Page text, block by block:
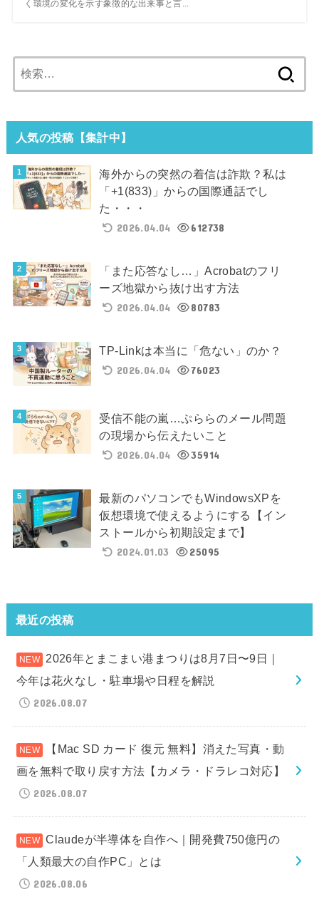
く環境の変化を示す象徴的な出来事と言...
索:
人気の投稿【集計中】
海外からの突然の着信は詐欺？私は
「+1(833)」からの国際通話でし
た・・・
2026.04.04
612738
「また応答なし…」Acrobatのフリ
ーズ地獄から抜け出す方法
2026.04.04
80783
TP-Linkは本当に「危ない」のか？
2026.04.04
76023
受信不能の嵐…ぷららのメール問題
の現場から伝えたいこと
2026.04.04
35914
最新のパソコンでもWindowsXPを
仮想環境で使えるようにする【イン
ストールから初期設定まで】
2024.01.03
25095
最近の投稿
2026年とまこまい港まつりは8月7日〜9日｜
今年は花火なし・駐車場や日程を解説
2026.08.07
【Mac SD カード 復元 無料】消えた写真・動
画を無料で取り戻す方法【カメラ・ドラレコ対応】
2026.08.07
Claudeが半導体を自作へ｜開発費750億円の
「人類最大の自作PC」とは
2026.08.06